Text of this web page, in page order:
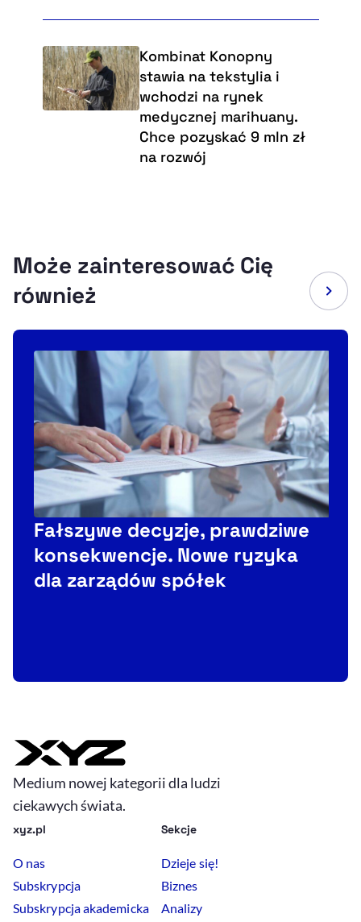
Kombinat Konopny
stawia na tekstylia i
wchodzi na rynek
medycznej marihuany.
Chce pozyskać 9 mln zł
na rozwój
Może zainteresować Cię
również
Fałszywe decyzje, prawdziwe
konsekwencje. Nowe ryzyka
dla zarządów spółek
Medium nowej kategorii dla ludzi
ciekawych świata.
xyz.pl
O nas
Subskrypcja
Subskrypcja akademicka
Sekcje
Dzieje się!
Biznes
Analizy